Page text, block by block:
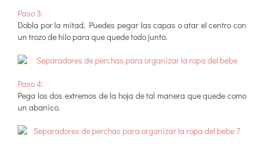
Paso 3:
Dobla por la mitad. Puedes pegar las capas o atar el centro con
un trozo de hilo para que quede todo junto.
Paso 4:
Pega los dos extremos de la hoja de tal manera que quede como
un abanico.